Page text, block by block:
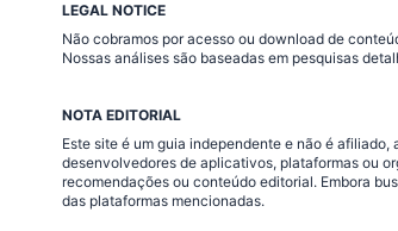
LEGAL NOTICE
Não cobramos por acesso ou download de
Nossas análises são baseadas em pesquisas
NOTA EDITORIAL
Este site é um guia independente e não é
desenvolvedores de aplicativos, plataformas ou
recomendações ou conteúdo editorial. Embora
das plataformas mencionadas.